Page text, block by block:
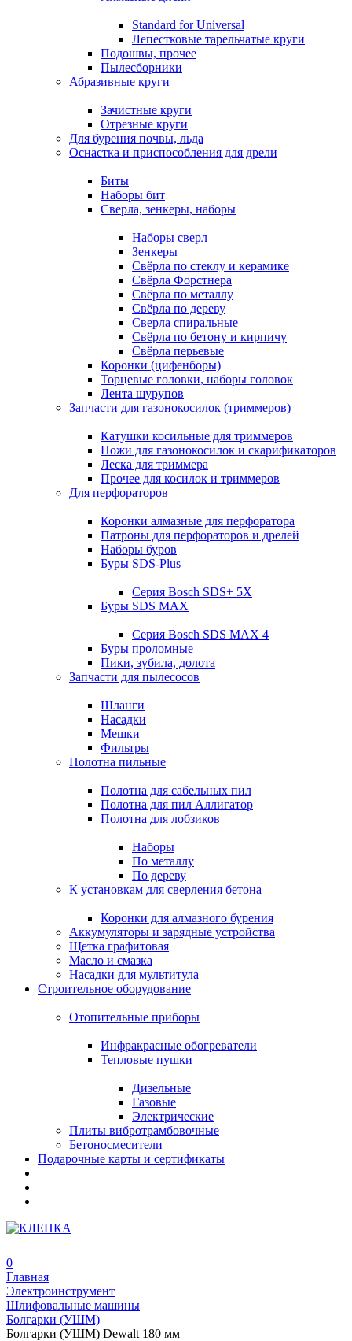
Standard for Universal
Лепестковые тарельчатые круги
Подошвы, прочее
Пылесборники
Абразивные круги
Зачистные круги
Отрезные круги
Для бурения почвы, льда
Оснастка и приспособления для дрели
Биты
Наборы бит
Сверла, зенкеры, наборы
Наборы сверл
Зенкеры
Свёрла по стеклу и керамике
Свёрла Форстнера
Свёрла по металлу
Свёрла по дереву
Сверла спиральные
Свёрла по бетону и кирпичу
Свёрла перьевые
Коронки (цифенборы)
Торцевые головки, наборы головок
Лента шурупов
Запчасти для газонокосилок (триммеров)
Катушки косильные для триммеров
Ножи для газонокосилок и скарификаторов
Леска для триммера
Прочее для косилок и триммеров
Для перфораторов
Коронки алмазные для перфоратора
Патроны для перфораторов и дрелей
Наборы буров
Буры SDS-Plus
Серия Bosch SDS+ 5X
Буры SDS MAX
Серия Bosch SDS MAX 4
Буры проломные
Пики, зубила, долота
Запчасти для пылесосов
Шланги
Насадки
Мешки
Фильтры
Полотна пильные
Полотна для сабельных пил
Полотна для пил Аллигатор
Полотна для лобзиков
Наборы
По металлу
По дереву
К установкам для сверления бетона
Коронки для алмазного бурения
Аккумуляторы и зарядные устройства
Щетка графитовая
Масло и смазка
Насадки для мультитула
Строительное оборудование
Отопительные приборы
Инфракрасные обогреватели
Тепловые пушки
Дизельные
Газовые
Электрические
Плиты вибротрамбовочные
Бетоносмесители
Подарочные карты и сертификаты
0
Главная
Электроинструмент
Шлифовальные машины
Болгарки (УШМ)
Болгарки (УШМ) Dewalt 180 мм